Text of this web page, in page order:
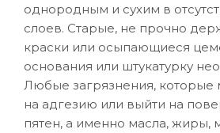
однородным и сухим в
слоев. Старые, не прочно
краски или осыпающиеся
основания или штукатурку
Любые загрязнения, которые
на адгезию или выйти на
пятен, а именно масла, жиры,